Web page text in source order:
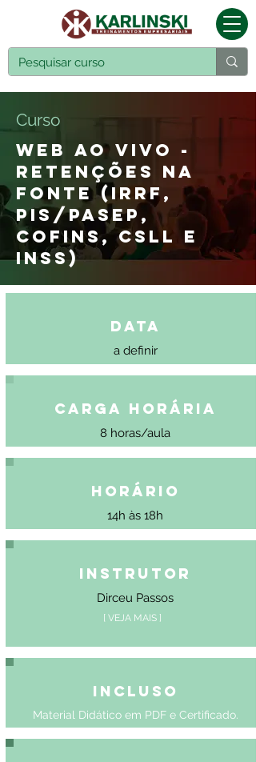
Curso
WEB AO VIVO -
RETENÇÕES NA
FONTE (IRRF,
PIS/PASEP,
COFINS, CSLL E
INSS)
Data
a definir
Carga Horária
8 horas/aula
Horário
14h às 18h
Instrutor
Dirceu Passos
[ VEJA MAIS ]
Incluso
Material Didático em PDF e Certificado.